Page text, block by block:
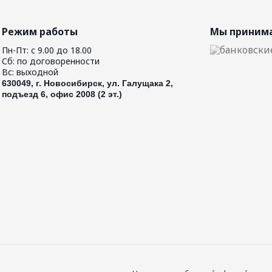
Режим работы
Пн-Пт: с 9.00 до 18.00
Сб: по договоренности
Вс: выходной
630049, г. Новосибирск, ул. Галущака 2,
подъезд 6, офис 2008 (2 эт.)
Мы